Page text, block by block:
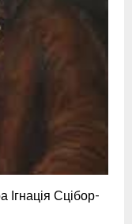
Сцібор-